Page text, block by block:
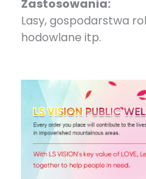
Zastosowania:
Lasy, gospodarstwa
hodowlane itp.